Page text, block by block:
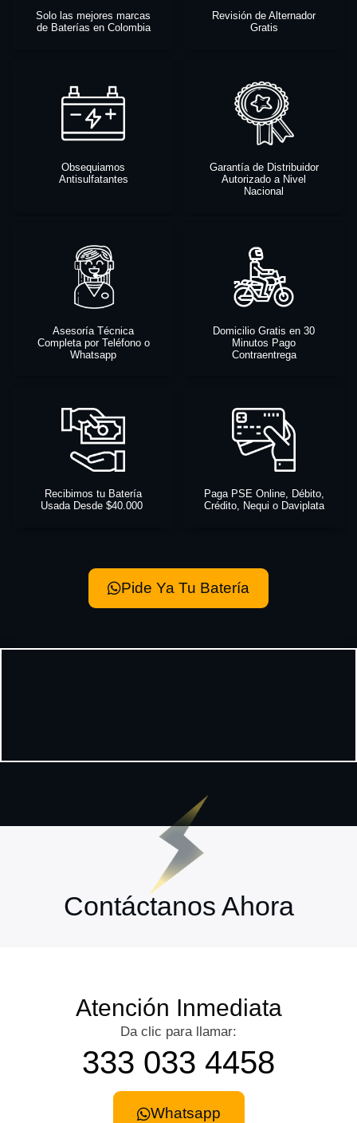
Solo las mejores marcas
de Baterías en Colombia
Revisión de Alternador
Gratis
Obsequiamos
Antisulfatantes
Garantía de Distribuidor
Autorizado a Nivel
Nacional
Asesoría Técnica
Completa por Teléfono o
Whatsapp
Domicilio Gratis en 30
Minutos Pago
Contraentrega
Recibimos tu Batería
Usada Desde $40.000
Paga PSE Online, Débito,
Crédito, Nequi o Daviplata
Pide Ya Tu Batería
Contáctanos Ahora
Atención Inmediata
Da clic para llamar:
333 033 4458
Whatsapp